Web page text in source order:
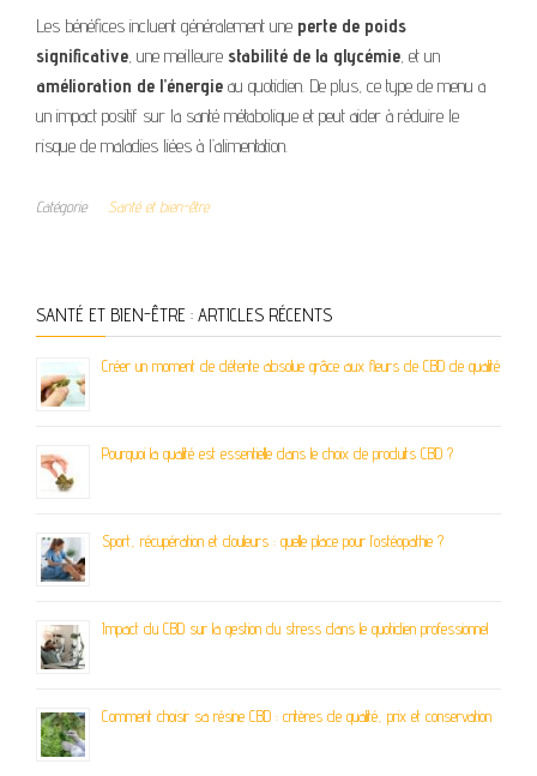
Les bénéfices incluent généralement une perte de poids
significative, une meilleure stabilité de la glycémie, et un
amélioration de l’énergie au quotidien. De plus, ce type de menu a
un impact positif sur la santé métabolique et peut aider à réduire le
risque de maladies liées à l’alimentation.
Catégorie Santé et bien-être
SANTÉ ET BIEN-ÊTRE : ARTICLES RÉCENTS
Créer un moment de détente absolue grâce aux fleurs de CBD de qualité
Pourquoi la qualité est essentielle dans le choix de produits CBD ?
Sport, récupération et douleurs : quelle place pour l’ostéopathie ?
Impact du CBD sur la gestion du stress dans le quotidien professionnel
Comment choisir sa résine CBD : critères de qualité, prix et conservation